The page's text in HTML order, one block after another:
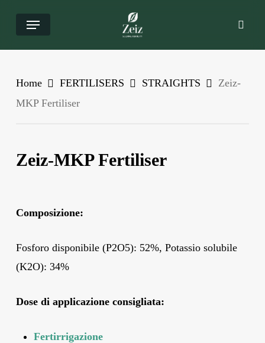
contenuto
Menu
Home FERTILISERS STRAIGHTS
Zeiz-
MKP Fertiliser
Zeiz-MKP Fertiliser
Composizione:
Fosforo disponibile (P2O5): 52%, Potassio solubile
(K2O): 34%
Dose di applicazione consigliata:
Fertirrigazione